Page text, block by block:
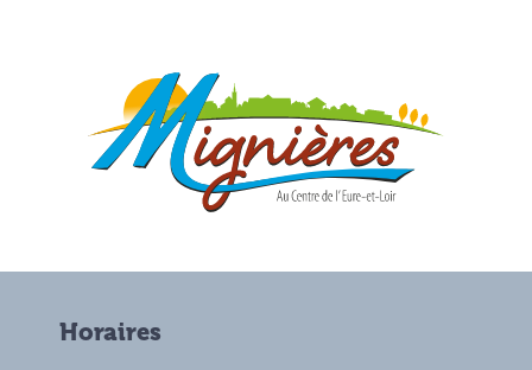
Horaires